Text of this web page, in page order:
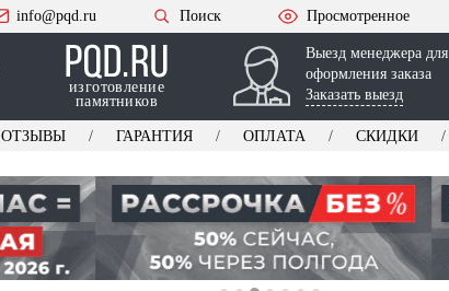
info@pqd.ru Поиск Просмотренное
изготовление
памятников
Выезд менеджера для
оформления заказа
Заказать выезд
ОТЗЫВЫ ГАРАНТИЯ ОПЛАТА СКИДКИ